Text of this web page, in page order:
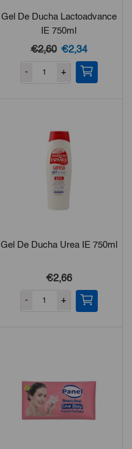
Gel De Ducha Lactoadvance
IE 750ml
€2,60 El
precio
original
€2,34El
precio
actual
- +
Gel De Ducha Urea IE 750ml
€2,66
- +